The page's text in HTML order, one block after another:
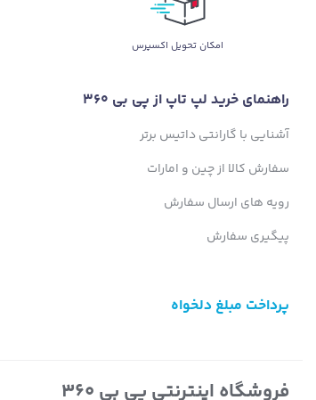
اﻣﮑﺎن ﺗﺤﻮﯾﻞ اﮐﺴﭙﺮس
راهنمای خرید لپ تاپ از پی بی 360
آشنایی با گارانتی داتیس برتر
سفارش کالا از چین و امارات
رویه های ارسال سفارش
پیگیری سفارش
پرداخت مبلغ دلخواه
فروشگاه اینترنتی پی بی 360